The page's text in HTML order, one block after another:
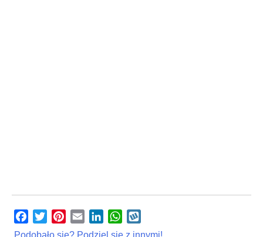
Facebook
TwitterPinterest
Email LinkedInWhatsApp
Podobało się? Podziel się z innymi!